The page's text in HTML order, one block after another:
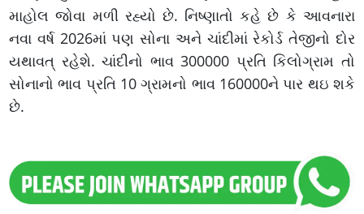
માહોલ જોવા મળી રહ્યો છે. નિષ્ણાતો કહે છે કે આવનારા
નવા વર્ષ 2026માં પણ સોના અને ચાંદીમાં રેકોર્ડ તેજીનો દોર
યથાવત્ રહેશે. ચાંદીનો ભાવ 300000 પ્રતિ કિલોગ્રામ તો
સોનાનો ભાવ પ્રતિ 10 ગ્રામનો ભાવ 160000ને પાર થઇ શકે
છે.